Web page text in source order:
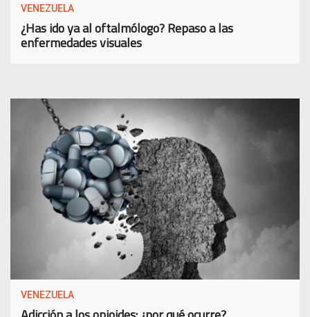
VENEZUELA
¿Has ido ya al oftalmólogo? Repaso a las
enfermedades visuales
VENEZUELA